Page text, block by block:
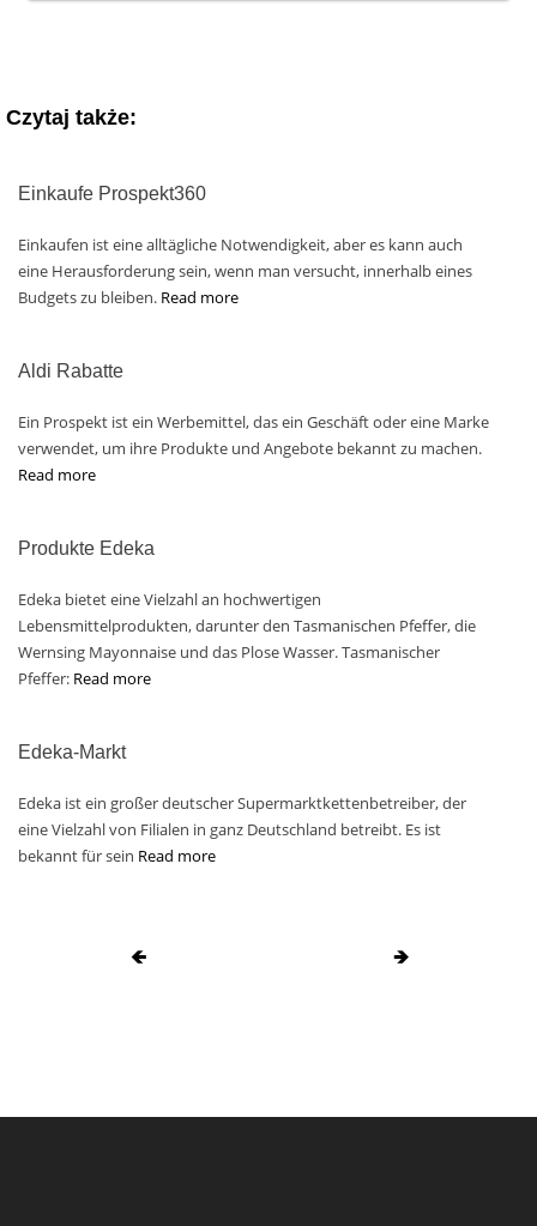
Czytaj także:
Einkaufe Prospekt360
Einkaufen ist eine alltägliche Notwendigkeit, aber es kann auch
eine Herausforderung sein, wenn man versucht, innerhalb eines
Budgets zu bleiben. Read more
Aldi Rabatte
Ein Prospekt ist ein Werbemittel, das ein Geschäft oder eine Marke
verwendet, um ihre Produkte und Angebote bekannt zu machen.
Read more
Produkte Edeka
Edeka bietet eine Vielzahl an hochwertigen
Lebensmittelprodukten, darunter den Tasmanischen Pfeffer, die
Wernsing Mayonnaise und das Plose Wasser. Tasmanischer
Pfeffer: Read more
Edeka-Markt
Edeka ist ein großer deutscher Supermarktkettenbetreiber, der
eine Vielzahl von Filialen in ganz Deutschland betreibt. Es ist
bekannt für sein Read more
🡸 🡺